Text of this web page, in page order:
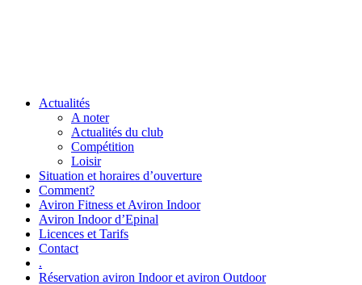
Actualités
A noter
Actualités du club
Compétition
Loisir
Situation et horaires d’ouverture
Comment?
Aviron Fitness et Aviron Indoor
Aviron Indoor d’Epinal
Licences et Tarifs
Contact
.
Réservation aviron Indoor et aviron Outdoor